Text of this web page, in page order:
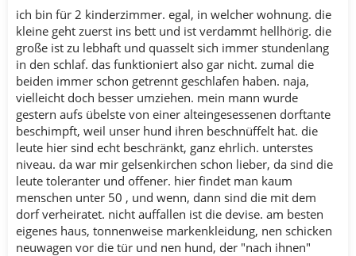
ich bin für 2 kinderzimmer. egal, in welcher wohnung. die
kleine geht zuerst ins bett und ist verdammt hellhörig. die
große ist zu lebhaft und quasselt sich immer stundenlang
in den schlaf. das funktioniert also gar nicht. zumal die
beiden immer schon getrennt geschlafen haben. naja,
vielleicht doch besser umziehen. mein mann wurde
gestern aufs übelste von einer alteingesessenen dorftante
beschimpft, weil unser hund ihren beschnüffelt hat. die
leute hier sind echt beschränkt, ganz ehrlich. unterstes
niveau. da war mir gelsenkirchen schon lieber, da sind die
leute toleranter und offener. hier findet man kaum
menschen unter 50 , und wenn, dann sind die mit dem
dorf verheiratet. nicht auffallen ist die devise. am besten
eigenes haus, tonnenweise markenkleidung, nen schicken
neuwagen vor die tür und nen hund, der "nach ihnen"